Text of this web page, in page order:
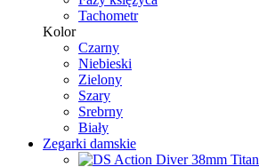
Tachometr
Kolor
Czarny
Niebieski
Zielony
Szary
Srebrny
Biały
Zegarki damskie